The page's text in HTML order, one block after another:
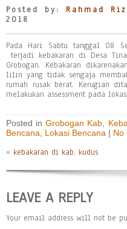
Posted by: Rahmad
2018
Pada Hari Sabtu tanggal 08
terjadi kebakaran di Desa
Grobogan. Kebakaran
lilin yang tidak sengaja
rumah rusak berat. Kerugian
melakukan assessment pada
Posted inGrobogan Kab
Bencana
Lokasi Bencana | No
« kebakaran di kab. kudus
LEAVE A REPLY
Your email address will not be